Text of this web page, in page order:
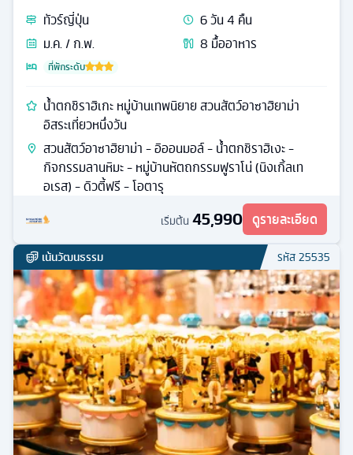
ทัวร์ญี่ปุ่น 6วัน4 คืน
ม.ค. / ก.พ.
8 มื้ออาหาร
ที่พักระดับ
น้ำตกชิราฮิเกะ หมู่บ้านเทพนิยาย สวนสัตว์อาซาฮิยาม่า
อิสระเที่ยวหนึ่งวัน
สวนสัตว์อาซาฮิยาม่า - อิออนมอล์ - นํ้าตกชิราฮิเงะ -
กิจกรรมลานหิมะ - หมู่บ้านหัตถกรรมฟูราโน่ (นิงเกิ้ลเท
อเรส) - ดิวตี้ฟรี - โอตารุ
เริ่มต้น 45,990 ดูรายละเอียด
เน้นวัฒนธรรม รหัส25535